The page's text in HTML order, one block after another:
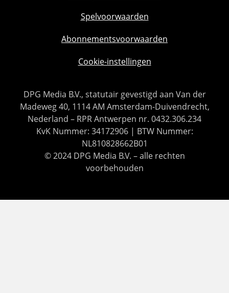
Spelvoorwaarden
Abonnementsvoorwaarden
Cookie-instellingen
DPG Media B.V., statutair gevestigd aan Van der
Madeweg 40, 1114 AM Amsterdam-Duivendrecht,
Nederland – RPR Antwerpen nr. 0432.306.234
KvK Nummer: 34172906 | BTW Nummer:
NL810828662B01
© 2024 DPG Media B.V. – alle rechten
voorbehouden